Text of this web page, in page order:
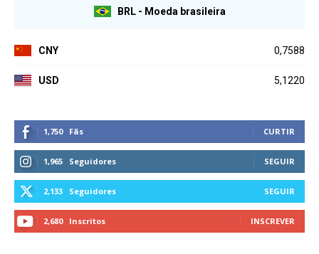
BRL - Moeda brasileira
CNY 0,7588
USD 5,1220
1,750 Fãs CURTIR
1,965 Seguidores SEGUIR
2,133 Seguidores SEGUIR
2,680 Inscritos INSCREVER